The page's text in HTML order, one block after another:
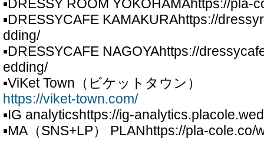
▪DRESSY ROOM YOKOHAMAhttps://pla-
▪DRESSYCAFE KAMAKURAhttps://
dding/
▪DRESSYCAFE NAGOYAhttps://
edding/
▪ViKet Town（ビケットタウン）
https://viket-town.com/
▪IG analyticshttps://ig-
▪MA（SNS+LP） PLANhttps://pla-cole.co/